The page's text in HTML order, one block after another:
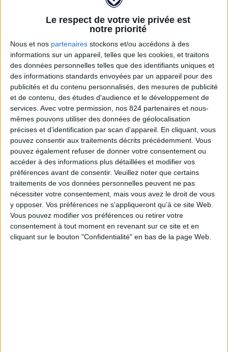
Le respect de votre vie privée est
notre priorité
Nous et nos partenaires stockons et/ou accédons à des
informations sur un appareil, telles que les cookies, et traitons
des données personnelles telles que des identifiants uniques et
des informations standards envoyées par un appareil pour des
publicités et du contenu personnalisés, des mesures de publicité
et de contenu, des études d'audience et le développement de
services. Avec votre permission, nos 824 partenaires et nous-
mêmes pouvons utiliser des données de géolocalisation
précises et d’identification par scan d'appareil. En cliquant, vous
pouvez consentir aux traitements décrits précédemment. Vous
pouvez également refuser de donner votre consentement ou
accéder à des informations plus détaillées et modifier vos
préférences avant de consentir. Veuillez noter que certains
traitements de vos données personnelles peuvent ne pas
nécessiter votre consentement, mais vous avez le droit de vous
y opposer. Vos préférences ne s'appliqueront qu’à ce site Web.
Vous pouvez modifier vos préférences ou retirer votre
consentement à tout moment en revenant sur ce site et en
cliquant sur le bouton "Confidentialité" en bas de la page Web.
SHORT AWAY 25/26
ADULTE
24,00 € 49,95 €
Le short Away 2025/26 FCGB by Hummel
Voir la description complète...
Taille S